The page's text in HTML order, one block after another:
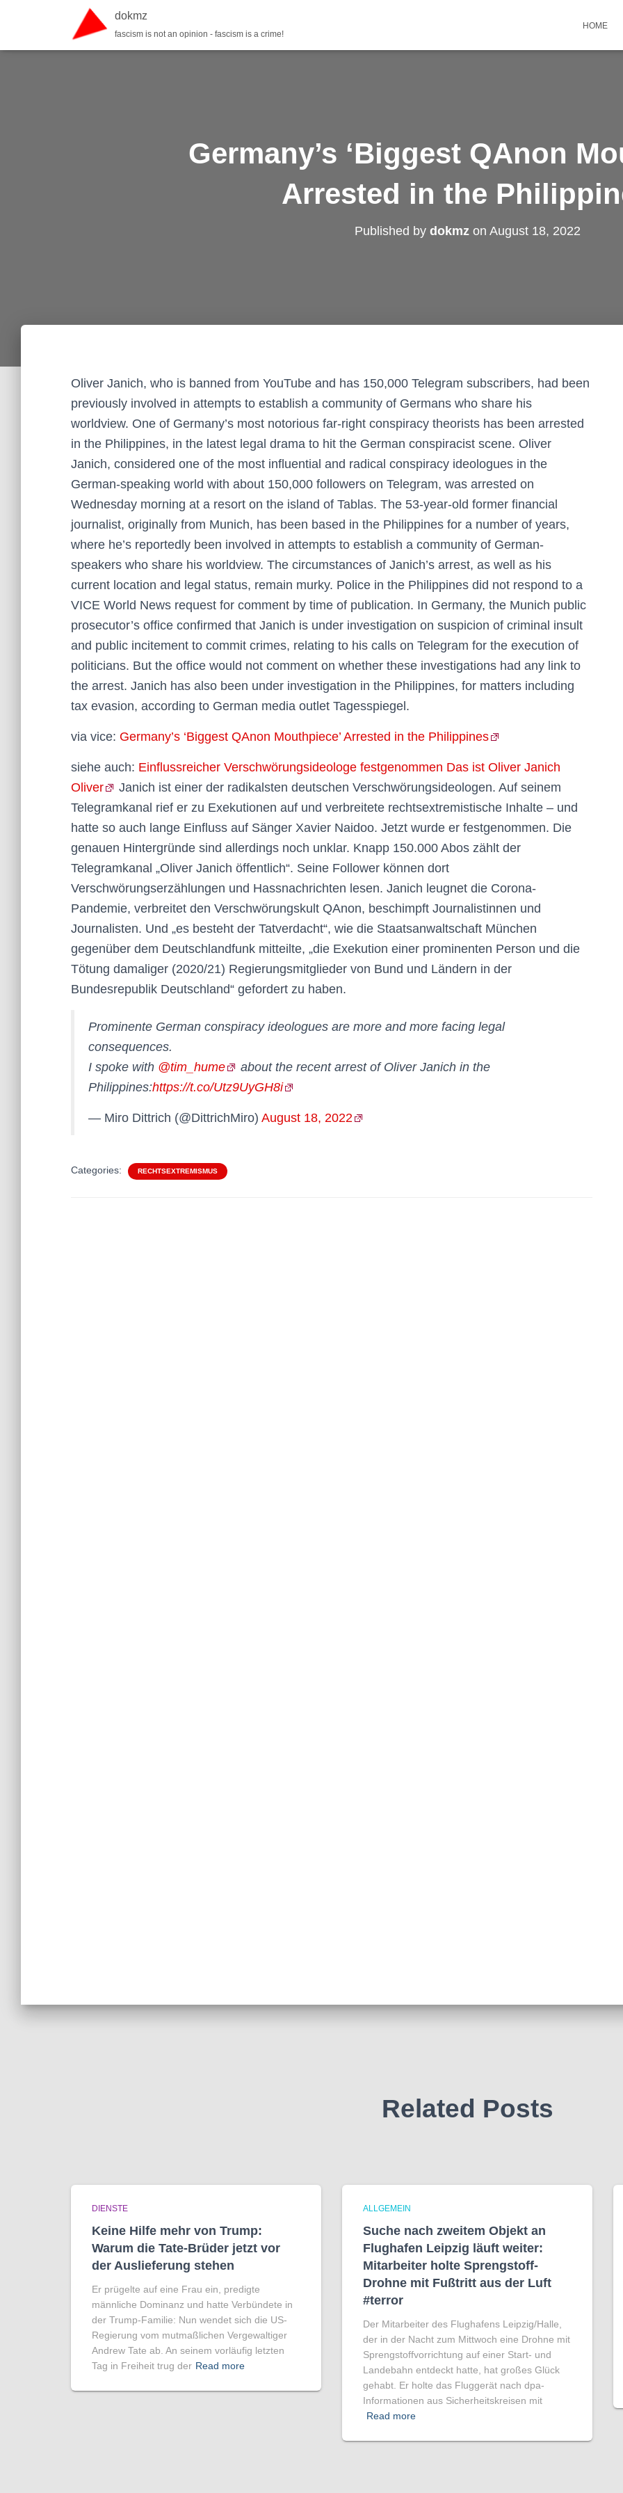
dokmz
fascism is not an opinion - fascism is a crime!
HOME
Germany’s ‘Biggest QAnon
Arrested in the
Published by dokmzon August 18, 2022
Oliver Janich, who is banned from YouTube and has 150,000 Telegram subscribers, had been
previously involved in attempts to establish a community of Germans who share his
worldview. One of Germany’s most notorious far-right conspiracy theorists has been arrested
in the Philippines, in the latest legal drama to hit the German conspiracist scene. Oliver
Janich, considered one of the most influential and radical conspiracy ideologues in the
German-speaking world with about 150,000 followers on Telegram, was arrested on
Wednesday morning at a resort on the island of Tablas. The 53-year-old former financial
journalist, originally from Munich, has been based in the Philippines for a number of years,
where he’s reportedly been involved in attempts to establish a community of German-
speakers who share his worldview. The circumstances of Janich’s arrest, as well as his
current location and legal status, remain murky. Police in the Philippines did not respond to a
VICE World News request for comment by time of publication. In Germany, the Munich public
prosecutor’s office confirmed that Janich is under investigation on suspicion of criminal insult
and public incitement to commit crimes, relating to his calls on Telegram for the execution of
politicians. But the office would not comment on whether these investigations had any link to
the arrest. Janich has also been under investigation in the Philippines, for matters including
tax evasion, according to German media outlet Tagesspiegel.
via vice: Germany’s ‘Biggest QAnon Mouthpiece’ Arrested in the Philippines
siehe auch: Einflussreicher Verschwörungsideologe festgenommen Das ist Oliver Janich
Oliver
Janich ist einer der radikalsten deutschen Verschwörungsideologen. Auf seinem
Telegramkanal rief er zu Exekutionen auf und verbreitete rechtsextremistische Inhalte – und
hatte so auch lange Einfluss auf Sänger Xavier Naidoo. Jetzt wurde er festgenommen. Die
genauen Hintergründe sind allerdings noch unklar. Knapp 150.000 Abos zählt der
Telegramkanal „Oliver Janich öffentlich“. Seine Follower können dort
Verschwörungserzählungen und Hassnachrichten lesen. Janich leugnet die Corona-
Pandemie, verbreitet den Verschwörungskult QAnon, beschimpft Journalistinnen und
Journalisten. Und „es besteht der Tatverdacht“, wie die Staatsanwaltschaft München
gegenüber dem Deutschlandfunk mitteilte, „die Exekution einer prominenten Person und die
Tötung damaliger (2020/21) Regierungsmitglieder von Bund und Ländern in der
Bundesrepublik Deutschland“ gefordert zu haben.
Prominente German conspiracy ideologues are more and more facing legal
consequences.
I spoke with @tim_hume
about the recent arrest of Oliver Janich in the
Philippines:https://t.co/Utz9UyGH8i
— Miro Dittrich (@DittrichMiro) August 18, 2022
Categories: RECHTSEXTREMISMUS
Related Posts
DIENSTE
Keine Hilfe mehr von Trump:
Warum die Tate-Brüder jetzt vor
der Auslieferung stehen
Er prügelte auf eine Frau ein, predigte
männliche Dominanz und hatte Verbündete in
der Trump-Familie: Nun wendet sich die US-
Regierung vom mutmaßlichen Vergewaltiger
Andrew Tate ab. An seinem vorläufig letzten
Tag in Freiheit trug der Read more
ALLGEMEIN
Suche nach zweitem Objekt an
Flughafen Leipzig läuft weiter:
Mitarbeiter holte Sprengstoff-
Drohne mit Fußtritt aus der Luft
#terror
Der Mitarbeiter des Flughafens Leipzig/Halle,
der in der Nacht zum Mittwoch eine Drohne mit
Sprengstoffvorrichtung auf einer Start- und
Landebahn entdeckt hatte, hat großes Glück
gehabt. Er holte das Fluggerät nach dpa-
Informationen aus Sicherheitskreisen mit
Read more